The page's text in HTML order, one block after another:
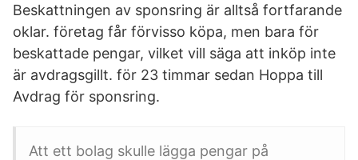
Beskattningen av sponsring är alltså fortfarande
oklar. företag får förvisso köpa, men bara för
beskattade pengar, vilket vill säga att inköp inte
är avdragsgillt. för 23 timmar sedan Hoppa till
Avdrag för sponsring.
Att ett bolag skulle lägga pengar på